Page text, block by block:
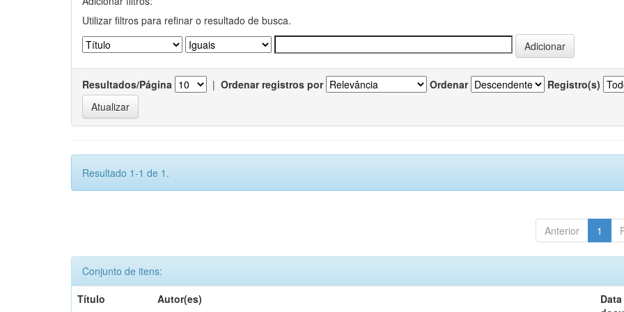
Utilizar filtros para refinar o resultado de busca.
Resultados/Página | Ordenar registros por Ordenar Registro(s)
Resultado 1-1 de 1.
Anterior 1
Conjunto de itens:
Título
Autor(es)